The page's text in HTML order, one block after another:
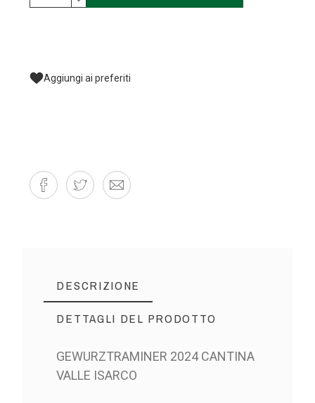
Aggiungi ai preferiti
DESCRIZIONE
DETTAGLI DEL PRODOTTO
GEWURZTRAMINER 2024 CANTINA
VALLE ISARCO